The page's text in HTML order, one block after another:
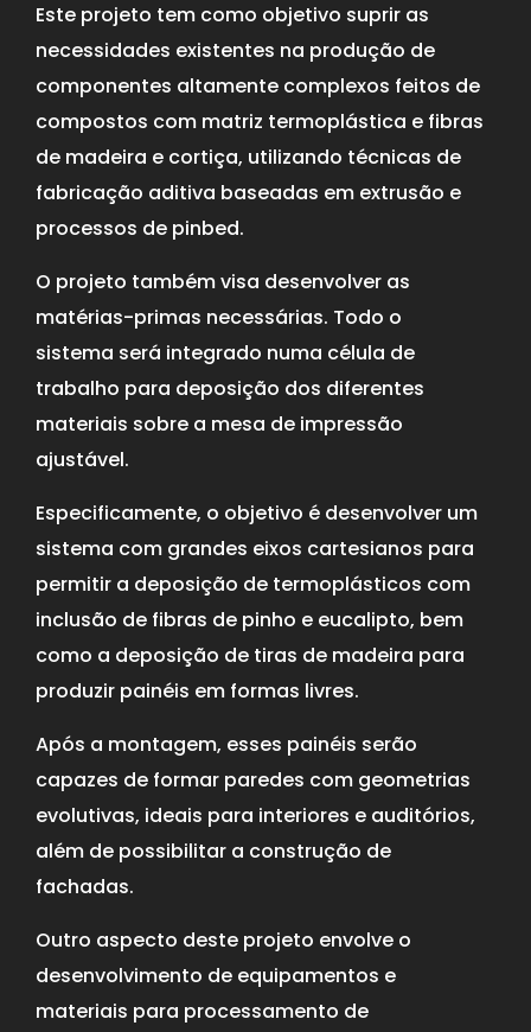
Este projeto tem como objetivo suprir as
necessidades existentes na produção de
componentes altamente complexos feitos de
compostos com matriz termoplástica e fibras
de madeira e cortiça, utilizando técnicas de
fabricação aditiva baseadas em extrusão e
processos de pinbed.
O projeto também visa desenvolver as
matérias-primas necessárias. Todo o
sistema será integrado numa célula de
trabalho para deposição dos diferentes
materiais sobre a mesa de impressão
ajustável.
Especificamente, o objetivo é desenvolver um
sistema com grandes eixos cartesianos para
permitir a deposição de termoplásticos com
inclusão de fibras de pinho e eucalipto, bem
como a deposição de tiras de madeira para
produzir painéis em formas livres.
Após a montagem, esses painéis serão
capazes de formar paredes com geometrias
evolutivas, ideais para interiores e auditórios,
além de possibilitar a construção de
fachadas.
Outro aspecto deste projeto envolve o
desenvolvimento de equipamentos e
materiais para processamento de